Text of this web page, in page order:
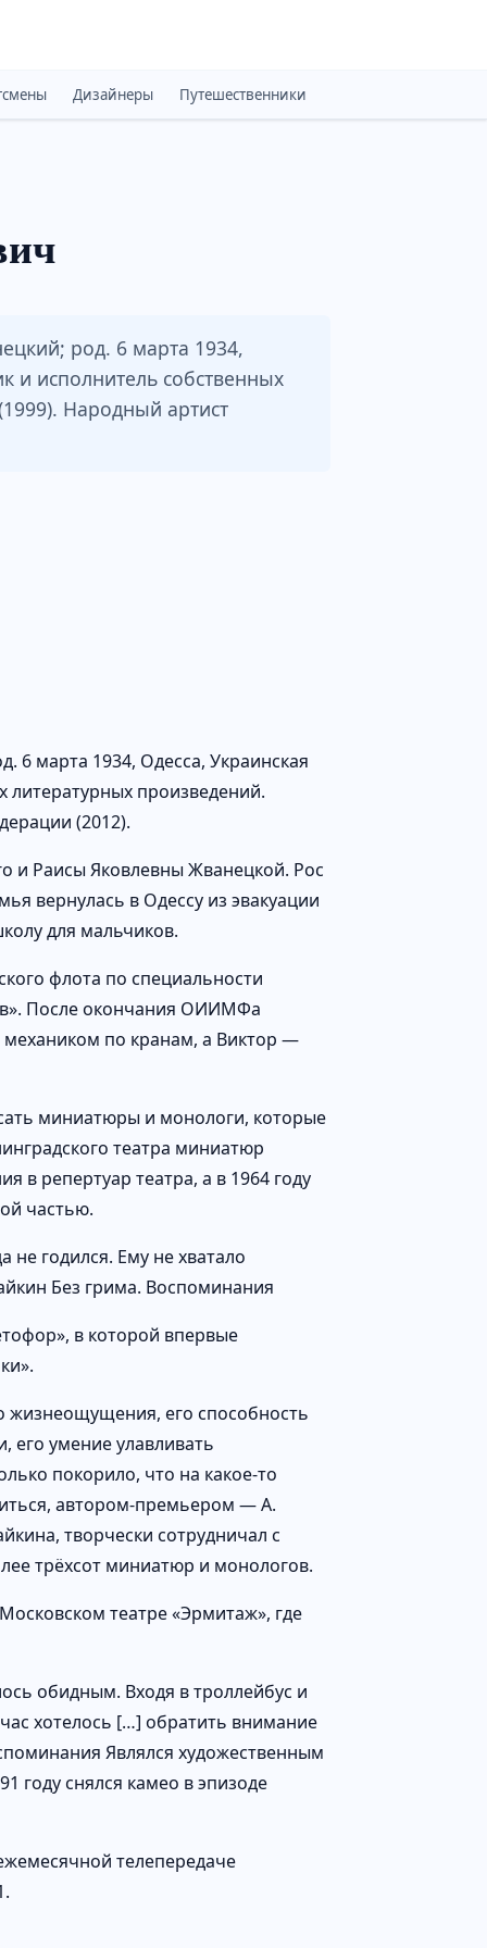
Дизайнеры Путешественники
род. 6 марта 1934,
и исполнитель собственных
Народный артист
марта 1934, Одесса, Украинская
литературных произведений.
(2012).
и Раисы Яковлевны Жванецкой. Рос
вернулась в Одессу из эвакуации
для мальчиков.
флота по специальности
После окончания ОИИМФа
по кранам, а Виктор —
миниатюры и монологи, которые
театра миниатюр
в репертуар театра, а в 1964 году
частью.
не годился. Ему не хватало
Без грима. Воспоминания
в которой впервые
жизнеощущения, его способность
его умение улавливать
покорило, что на какое-то
автором-премьером — А.
творчески сотрудничал с
трёхсот миниатюр и монологов.
театре «Эрмитаж», где
обидным. Входя в троллейбус и
хотелось […] обратить внимание
Являлся художественным
году снялся камео в эпизоде
телепередаче